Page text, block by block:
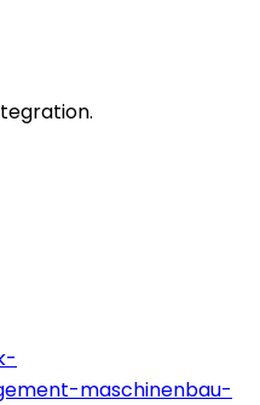
maschinenbau-